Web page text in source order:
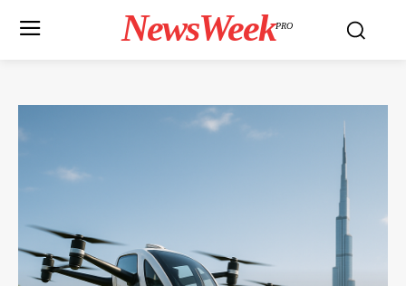
NewsWeekPRO